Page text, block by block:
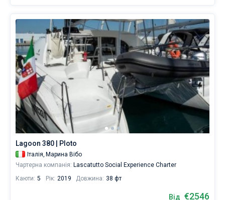
Lagoon 380 | Ploto
Італія, Марина Вібо
Чартерна компанія: Lascatutto Social Experience Charter
Каюти: 5 Рік: 2019 Довжина: 38 фт
Від €2546